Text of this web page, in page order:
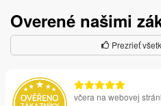
Overené našimi
Prezrieť
včera na webovej